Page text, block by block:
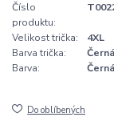
Číslo
produktu:
Velikost trička:
4XL
Barva trička:
Černá
Barva:
Černá
Do oblíbených